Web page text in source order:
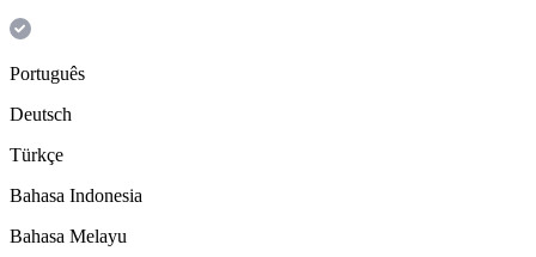
Português
Deutsch
Türkçe
Bahasa Indonesia
Bahasa Melayu